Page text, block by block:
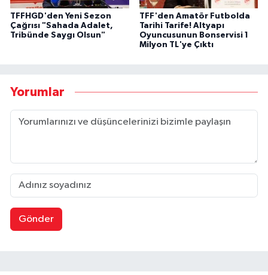
TFFHGD'den Yeni Sezon
Çağrısı "Sahada Adalet,
Tribünde Saygı Olsun"
TFF'den Amatör Futbolda
Tarihi Tarife! Altyapı
Oyuncusunun Bonservisi 1
Milyon TL'ye Çıktı
Yorumlar
Gönder